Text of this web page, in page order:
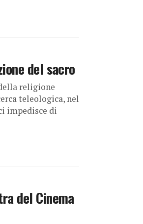
del sacro
religione
teleologica, nel
impedisce di
del Cinema